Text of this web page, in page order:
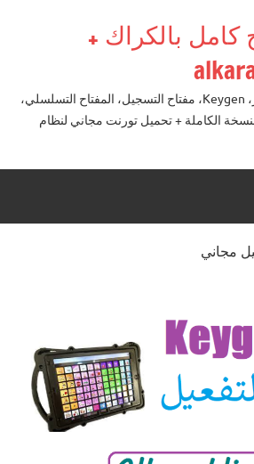
كامل بالكراك +
البرامج والمفتاح المكسور، Keygen، مفتاح التسجيل، المفتاح التسلسلي،
الكاملة + تحميل تورنت مجاني لنظام